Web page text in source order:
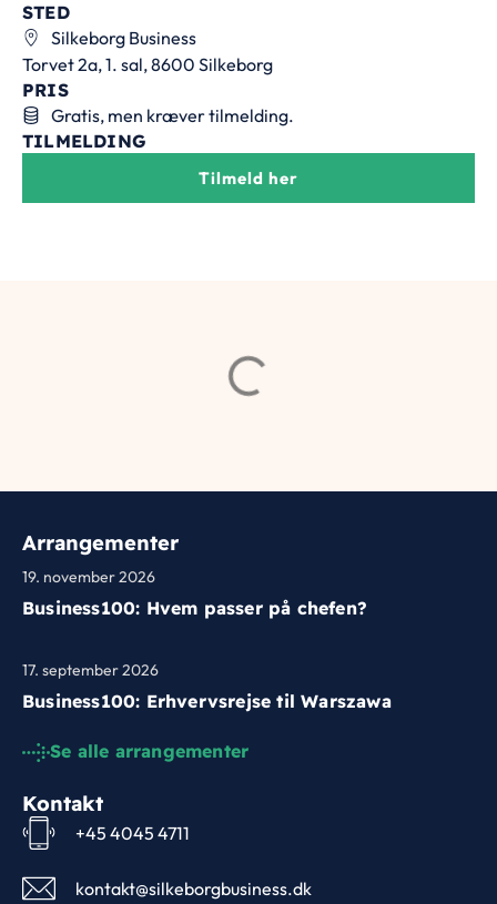
STED
Silkeborg Business
Torvet 2a, 1. sal, 8600 Silkeborg
PRIS
Gratis, men kræver tilmelding.
TILMELDING
Tilmeld her
Arrangementer
19. november 2026
Business100: Hvem passer på chefen?
17. september 2026
Business100: Erhvervsrejse til Warszawa
Se alle arrangementer
Kontakt
+45 4045 4711
kontakt@silkeborgbusiness.dk